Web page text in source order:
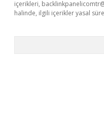
içerikleri,
halinde, ilgili içerikler yasal